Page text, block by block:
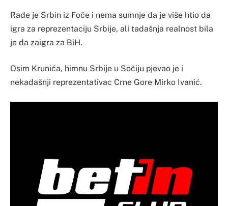
Rade je Srbin iz Foče i nema sumnje da je više htio da
igra za reprezentaciju Srbije, ali tadašnja realnost bila
je da zaigra za BiH.
Osim Krunića, himnu Srbije u Sočiju pjevao je i
nekadašnji reprezentativac Crne Gore Mirko Ivanić.